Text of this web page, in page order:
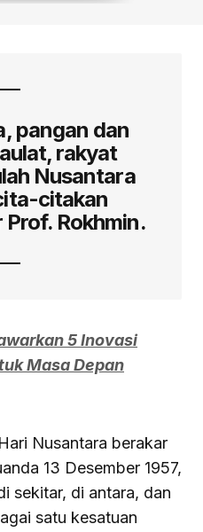
pangan dan
rakyat
Nusantara
citakan
Prof. Rokhmin.
5 Inovasi
Masa Depan
Nusantara berakar
13 Desember 1957,
sekitar, di antara, dan
satu kesatuan